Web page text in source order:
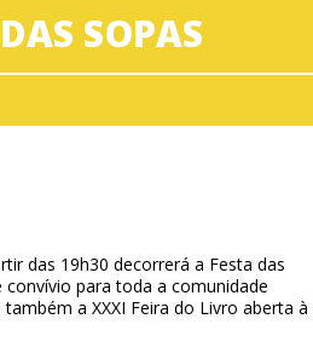
SOPAS
das 19h30 decorrerá a Festa das
para toda a comunidade
a XXXI Feira do Livro aberta à